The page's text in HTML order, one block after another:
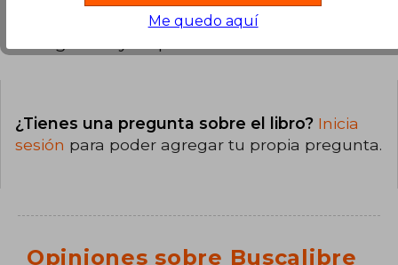
¿Tienes una pregunta sobre el libro? Inicia
sesión para poder agregar tu propia pregunta.
Opiniones sobre Buscalibre
Me quedo aquí